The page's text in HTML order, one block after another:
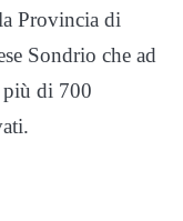
Provincia di
Sondrio che ad
di 700